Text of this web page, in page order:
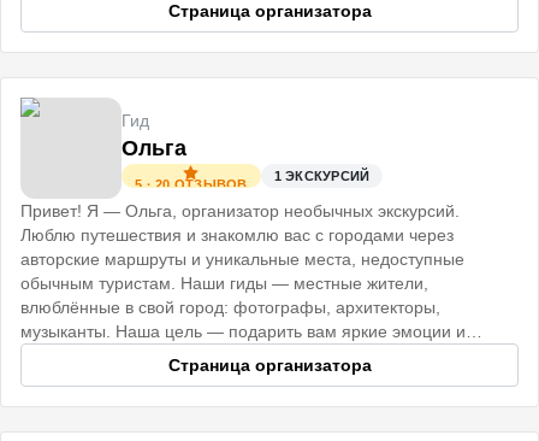
Страница организатора
Гид
Ольга
5 · 20 ОТЗЫВОВ
1 ЭКСКУРСИЙ
Привет! Я — Ольга, организатор необычных экскурсий.
Люблю путешествия и знакомлю вас с городами через
авторские маршруты и уникальные места, недоступные
обычным туристам. Наши гиды — местные жители,
влюблённые в свой город: фотографы, архитекторы,
музыканты. Наша цель — подарить вам яркие эмоции и
незабываемые впечатления. До встречи!
Страница организатора